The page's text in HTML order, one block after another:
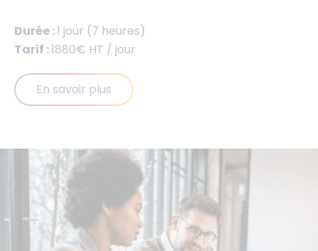
Durée :1 jour (7 heures)
Tarif :1880€ HT / jour
En savoir plus